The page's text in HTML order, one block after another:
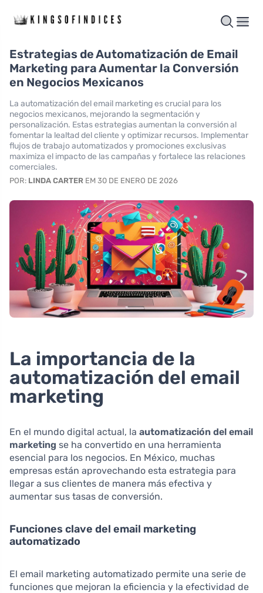
Estrategias de Automatización de Email
Marketing para Aumentar la Conversión
en Negocios Mexicanos
La automatización del email marketing es crucial para los
negocios mexicanos, mejorando la segmentación y
personalización. Estas estrategias aumentan la conversión al
fomentar la lealtad del cliente y optimizar recursos. Implementar
flujos de trabajo automatizados y promociones exclusivas
maximiza el impacto de las campañas y fortalece las relaciones
comerciales.
POR: LINDA CARTER EM 30 DE ENERO DE 2026
La importancia de la
automatización del email
marketing
En el mundo digital actual, la automatización del email
marketing se ha convertido en una herramienta
esencial para los negocios. En México, muchas
empresas están aprovechando esta estrategia para
llegar a sus clientes de manera más efectiva y
aumentar sus tasas de conversión.
Funciones clave del email marketing
automatizado
El email marketing automatizado permite una serie de
funciones que mejoran la eficiencia y la efectividad de